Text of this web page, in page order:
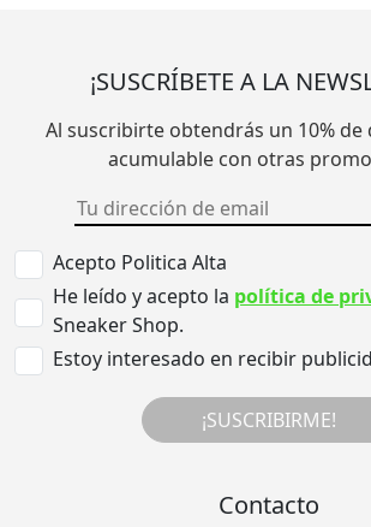
¡SUSCRÍBETE A LA
Al suscribirte obtendrás un 10% de
acumulable con otras
Acepto Politica Alta
He leído y acepto la política de
Sneaker Shop.
Estoy interesado en recibir
¡SUSCRIBIRME!
Contacto